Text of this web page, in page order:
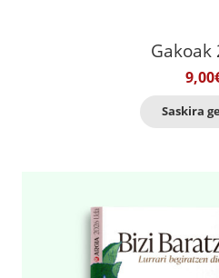
Gakoak
9,00
Saskira